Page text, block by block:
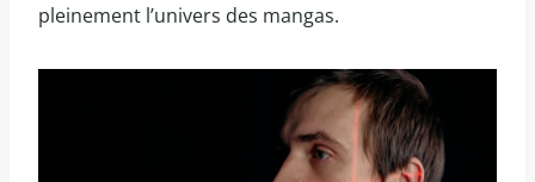
pleinement l’univers des mangas.